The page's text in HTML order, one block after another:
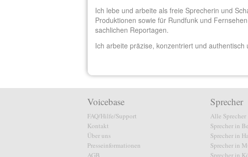
Ich lebe und arbeite als freie Sprecherin und
Produktionen sowie für Rundfunk und
sachlichen Reportagen.
Ich arbeite präzise, konzentriert und
Voicebase
FAQ/Hilfe/Support
Kontakt
Über uns
Presseinformationen
AGB
Sprecher
Alle Sprecher
Sprecher in
Sprecher in
Sprecher in
Sprecher in